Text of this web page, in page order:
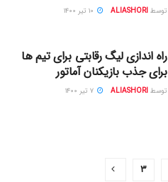
توسط ALIASHORI
راه اندازی لیگ رقابتی برای تیم ها
برای جذب بازیکنان آماتور
توسط ALIASHORI ۷ تیر ۱۴۰۰
۳